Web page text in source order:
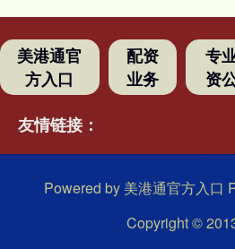
美港通官
方入口
配资
业务
专
资
友情链接：
Powered by 美港通官方入口
Copyright©